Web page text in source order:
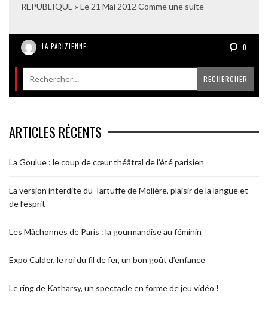
REPUBLIQUE » Le 21 Mai 2012 Comme une suite
LA PARIZIENNE 0
ARTICLES RÉCENTS
La Goulue : le coup de cœur théâtral de l’été parisien
La version interdite du Tartuffe de Molière, plaisir de la langue et
de l’esprit
Les Mâchonnes de Paris : la gourmandise au féminin
Expo Calder, le roi du fil de fer, un bon goût d’enfance
Le ring de Katharsy, un spectacle en forme de jeu vidéo !